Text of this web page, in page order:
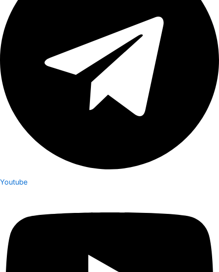
Youtube